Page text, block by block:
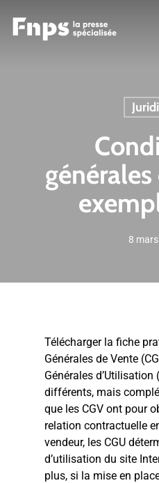
8
Télécharger la fiche
Générales de Vente
Générales
différents, mais
que les CGV ont pour
relation contractuelle
vendeur, les CGU
d’utilisation du site
plus, si la mise en